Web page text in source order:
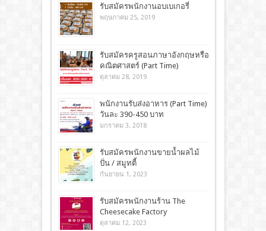
รับสมัครพนักงานอบเบเกอรี่
พฤษภาคม 25, 2019
รับสมัครครูสอนภาษาอังกฤษหรือ
คณิตศาสตร์ (Part Time)
ตุลาคม 28, 2019
พนักงานรับส่งอาหาร (Part Time)
วันละ 390-450 บาท
มกราคม 3, 2018
รับสมัครพนักงานขายน้ำผลไม้
ปั่น / สมูทตี้
กันยายน 1, 2023
รับสมัครพนักงานร้าน The
Cheesecake Factory
ตุลาคม 12, 2023